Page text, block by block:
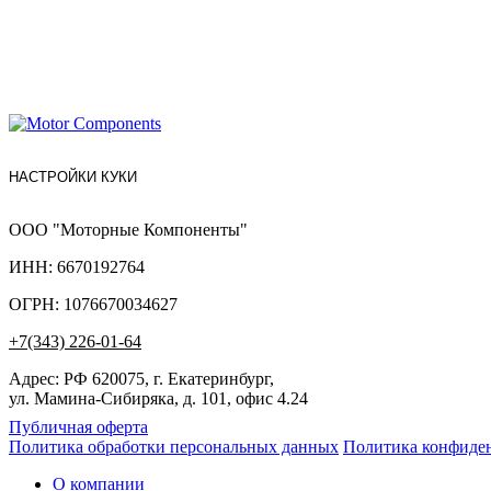
НАСТРОЙКИ КУКИ
ООО "Моторные Компоненты"
ИНН: 6670192764
ОГРН: 1076670034627
+7(343) 226-01-64
Адрес: РФ 620075, г. Екатеринбург,
ул. Мамина-Сибиряка, д. 101, офис 4.24
Публичная оферта
Политика обработки персональных данных Политика
О компании